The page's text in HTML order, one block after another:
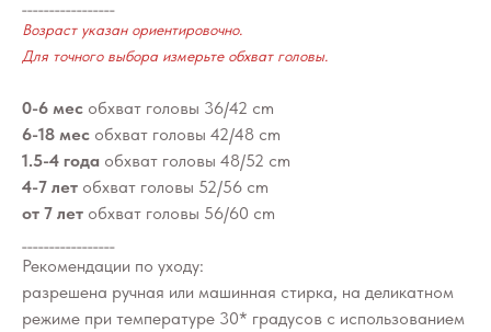
Возраст указан ориентировочно.
Для точного выбора измерьте обхват головы.
0-6 мес обхват головы 36/42 cm
6-18 мес обхват головы 42/48 cm
1.5-4 года обхват головы 48/52 cm
4-7 лет обхват головы 52/56 cm
от 7 лет обхват головы 56/60 cm
Рекомендации по уходу:
разрешена ручная или машинная стирка, на деликатном
режиме при температуре 30* градусов с использованием